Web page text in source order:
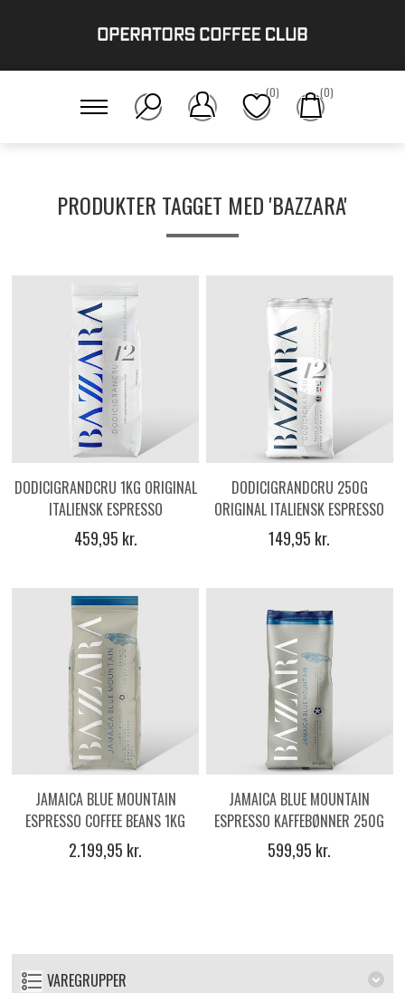
(0) (0)
PRODUKTER TAGGET MED 'BAZZARA'
DODICIGRANDCRU 1KG ORIGINAL
ITALIENSK ESPRESSO
KAFFEBØNNER
459,95 kr.
DODICIGRANDCRU 250G
ORIGINAL ITALIENSK ESPRESSO
KAFFEBØNNER
149,95 kr.
JAMAICA BLUE MOUNTAIN
ESPRESSO COFFEE BEANS 1KG
2.199,95 kr.
JAMAICA BLUE MOUNTAIN
ESPRESSO KAFFEBØNNER 250G
599,95 kr.
VAREGRUPPER